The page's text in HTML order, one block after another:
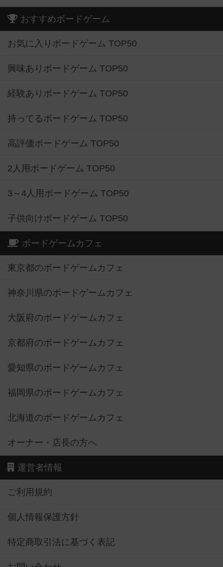
おすすめボードゲーム
お気に入りボードゲーム TOP50
興味ありボードゲーム TOP50
経験ありボードゲーム TOP50
持ってるボードゲーム TOP50
高評価ボードゲーム TOP50
2人用ボードゲーム TOP50
3～4人用ボードゲーム TOP50
子供向けボードゲーム TOP50
ボードゲームカフェ
東京都のボードゲームカフェ
神奈川県のボードゲームカフェ
大阪府のボードゲームカフェ
京都府のボードゲームカフェ
愛知県のボードゲームカフェ
福岡県のボードゲームカフェ
北海道のボードゲームカフェ
オーナー・店長の方へ
運営者情報
ご利用規約
個人情報保護方針
特定商取引法に基づく表記